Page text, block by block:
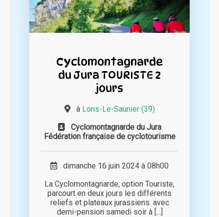
Cyclomontagnarde
du Jura TOURISTE 2
jours
à Lons-Le-Saunier (39)
Cyclomontagnarde du Jura
Fédération française de cyclotourisme
dimanche 16 juin 2024 à 08h00
La Cyclomontagnarde, option Touriste,
parcourt en deux jours les différents
reliefs et plateaux jurassiens. avec
demi-pension samedi soir à [...]